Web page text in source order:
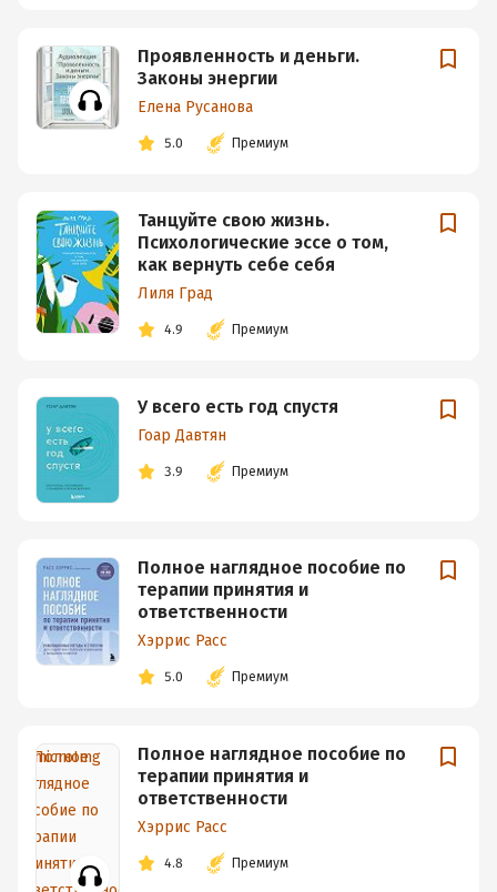
Проявленность и деньги.
Законы энергии
Елена Русанова
5.0 Премиум
Танцуйте свою жизнь.
Психологические эссе о том,
как вернуть себе себя
Лиля Град
4.9 Премиум
У всего есть год спустя
Гоар Давтян
3.9 Премиум
Полное наглядное пособие по
терапии принятия и
ответственности
Хэррис Расс
5.0 Премиум
Полное наглядное пособие по
терапии принятия и
ответственности
Хэррис Расс
4.8 Премиум